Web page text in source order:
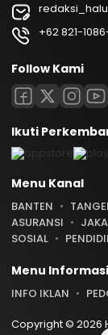
+62 821-
Follow Kami
Ikuti
Menu Kanal
BANTEN
ASURANSI
SOSIAL
Menu Informasi
INFO IKLAN
Copyright © 2026